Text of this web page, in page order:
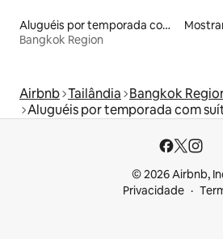
Aluguéis por temporada com banheiro para PCD
Bangkok Region
Airbnb Tailândia Bangkok
Aluguéis por temporada com
© 2026 Airbnb,
Privacidade